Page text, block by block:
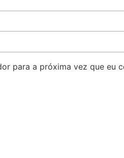
para a próxima vez que eu